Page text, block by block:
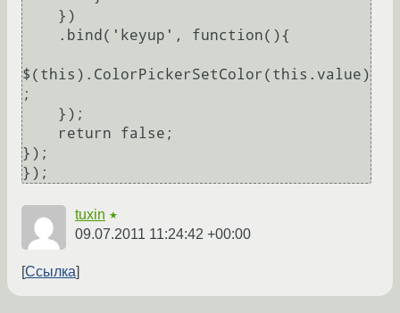
$(this).ColorPickerSetColor(this.value)
;
});
tuxin ★
09.07.2011 11:24:42 +00:00
Ссылка